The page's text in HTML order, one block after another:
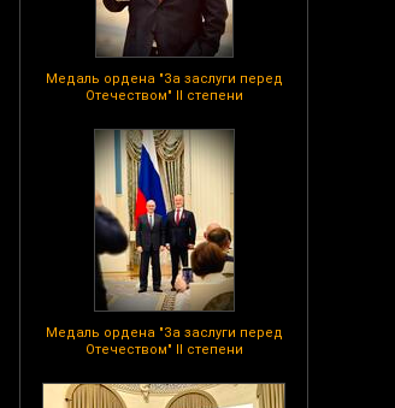
Медаль ордена "За заслуги перед
Отечеством" II степени
Медаль ордена "За заслуги перед
Отечеством" II степени